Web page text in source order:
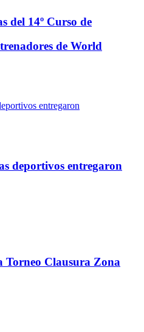
del 14º Curso de
de World
deportivos entregaron
Torneo Clausura Zona